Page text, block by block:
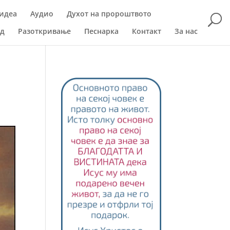
Аудио
Духот на пророштвото
Разоткривање Песнарка Контакт За нас